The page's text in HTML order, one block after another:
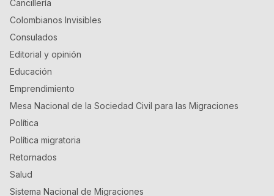
Cancillería
Colombianos Invisibles
Consulados
Editorial y opinión
Educación
Emprendimiento
Mesa Nacional de la Sociedad Civil para las Migraciones
Política
Política migratoria
Retornados
Salud
Sistema Nacional de Migraciones